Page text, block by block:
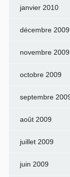
janvier 2010
décembre 2009
novembre 2009
octobre 2009
septembre
août 2009
juillet 2009
juin 2009